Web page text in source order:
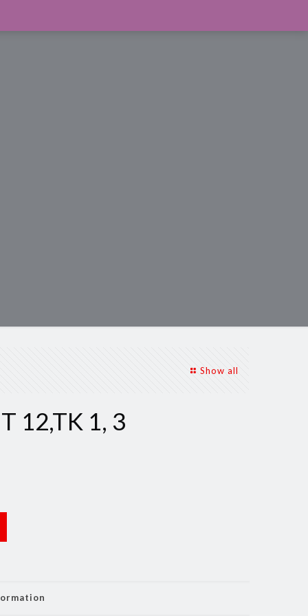
Show all
12,TK 1, 3